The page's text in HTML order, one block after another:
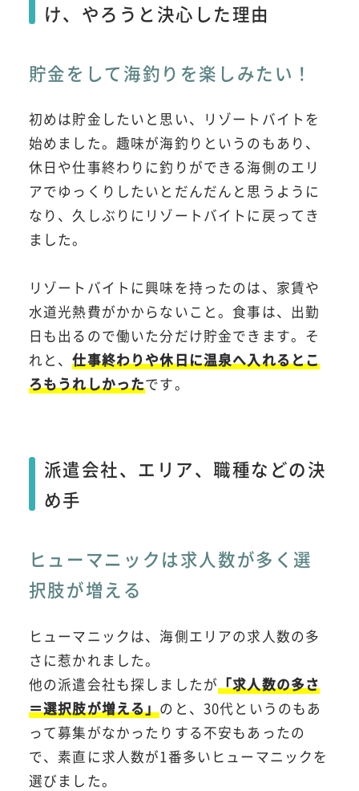
け、やろうと決心した理由
貯金をして海釣りを楽しみたい！
初めは貯金したいと思い、リゾートバイトを
始めました。趣味が海釣りというのもあり、
休日や仕事終わりに釣りができる海側のエリ
アでゆっくりしたいとだんだんと思うように
なり、久しぶりにリゾートバイトに戻ってき
ました。
リゾートバイトに興味を持ったのは、家賃や
水道光熱費がかからないこと。食事は、出勤
日も出るので働いた分だけ貯金できます。そ
れと、仕事終わりや休日に温泉へ入れるとこ
ろもうれしかったです。
派遣会社、エリア、職種などの決
め手
ヒューマニックは求人数が多く選
択肢が増える
ヒューマニックは、海側エリアの求人数の多
さに惹かれました。
他の派遣会社も探しましたが「求人数の多さ
＝選択肢が増える」のと、30代というのもあ
って募集がなかったりする不安もあったの
で、素直に求人数が1番多いヒューマニックを
選びました。